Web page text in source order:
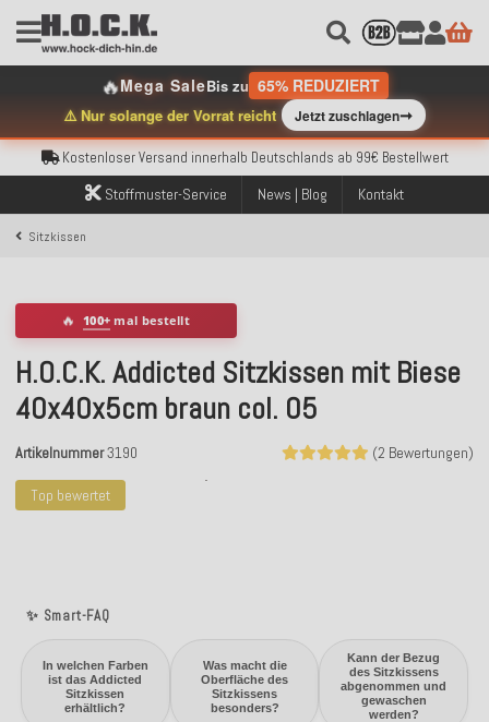
🔥Mega SaleBis zu 65% REDUZIERT
⚠️ Nur solange der Vorrat reicht Jetzt zuschlagen➞
Kostenloser Versand innerhalb Deutschlands ab 99€ Bestellwert
Über 120.000 erfolgreich versendete Bestellungen
Sicher bezahlen mit Klarna, PayPal & Amazon Pay
Kostenloser Versand innerhalb Deutschlands ab 99€ Bestellwert
Über 120.000 erfolgreich versendete Bestellungen
Sicher bezahlen mit Klarna, PayPal & Amazon Pay
Kostenloser Versand innerhalb Deutschlands ab 99€ Bestellwert
Stoffmuster-Service News | Blog Kontakt
Sitzkissen
Top bewertet
✨ Smart-FAQ
In welchen Farben
ist das Addicted
Sitzkissen
erhältlich?
Was macht die
Oberfläche des
Sitzkissens
besonders?
Kann der Bezug
des Sitzkissens
abgenommen und
gewaschen
werden?
🔥 100+ mal bestellt
H.O.C.K. Addicted Sitzkissen mit Biese
40x40x5cm braun col. 05
(2 Bewertungen)
Artikelnummer3190